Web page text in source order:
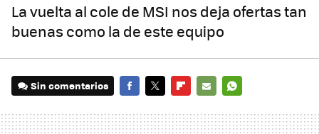
La vuelta al cole de MSI nos deja ofertas tan
buenas como la de este equipo
Sin comentarios
MAIL